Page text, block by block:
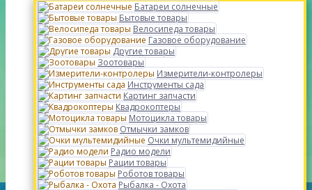
Батареи солнечные
Бытовые товары
Велосипеда товары
Газовое оборудование
Другие товары
Зоотовары
Измерители-контролеры
Инструменты сада
Картинг запчасти
Квадрокоптеры
Мотоцикла товары
Отмычки замков
Очки мультемидийные
Радио модели
Рации товары
Роботов товары
Рыбалка - Охота